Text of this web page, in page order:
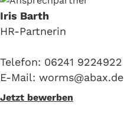
Iris Barth
HR-Partnerin
Telefon: 06241 9224922
E-Mail: worms@abax.de
Jetzt bewerben